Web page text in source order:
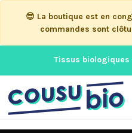
😎 La boutique est en
commandes sont
Tissus biologiques